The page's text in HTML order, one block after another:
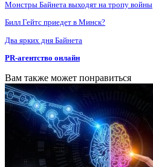
Монстры Байнета выходят на тропу войны
Билл Гейтс приедет в Минск?
Два ярких дня Байнета
PR-агентство онлайн
Вам также может понравиться